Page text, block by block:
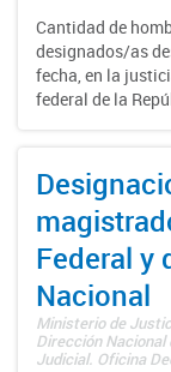
Cantidad de
designados/as
fecha, en la
federal de la
Federal y
Nacional
Ministerio de
Dirección Nacional
Judicial. Oficina